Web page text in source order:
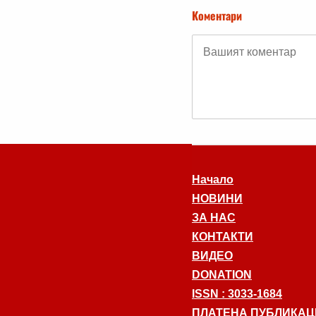
Коментари
Начало
НОВИНИ
ЗА НАС
КОНТАКТИ
ВИДЕО
DONATION
ISSN : 3033-1684
ПЛАТЕНА